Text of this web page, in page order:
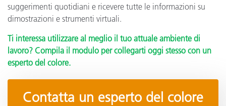
suggerimenti quotidiani e ricevere tutte le informazioni su
dimostrazioni e strumenti virtuali.
Ti interessa utilizzare al meglio il tuo attuale ambiente di
lavoro? Compila il modulo per collegarti oggi stesso con un
esperto del colore.
Contatta un esperto del colore